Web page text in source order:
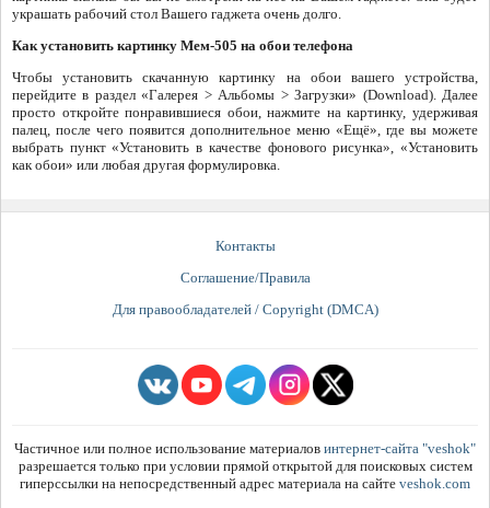
украшать рабочий стол Вашего гаджета очень долго.
Как установить картинку Мем-505 на обои телефона
Чтобы установить скачанную картинку на обои вашего устройства,
перейдите в раздел «Галерея > Альбомы > Загрузки» (Download). Далее
просто откройте понравившиеся обои, нажмите на картинку, удерживая
палец, после чего появится дополнительное меню «Ещё», где вы можете
выбрать пункт «Установить в качестве фонового рисунка», «Установить
как обои» или любая другая формулировка.
Контакты
Соглашение/Правила
Для правообладателей / Copyright (DMCA)
Частичное или полное использование материалов интернет-сайта "veshok"
разрешается только при условии прямой открытой для поисковых систем
гиперссылки на непосредственный адрес материала на сайте veshok.com